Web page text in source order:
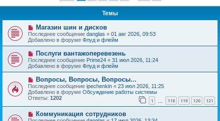
Темы
Н
о
в
о
е
с
о
о
б
щ
е
н
и
Магазин шин и дисков
Последнее сообщение danglas « 01 авг 2026, 09:53
Добавлено в форуме Флуд и флейм
Н
о
в
о
е
с
о
о
б
щ
е
н
Послуги вантажоперевезень
Последнее сообщение Prime24 « 31 июл 2026, 11:24
Добавлено в форуме Флуд и флейм
Н
о
в
о
е
с
о
Вопросы, Вопросы, Вопросы...
Последнее сообщение ipechenkin « 23 июл 2026, 11:25
Добавлено в форуме Обсуждение работы системы
Ответы: 1202 1 118 119 120 121
Н
о
Коммуникация сотрудников